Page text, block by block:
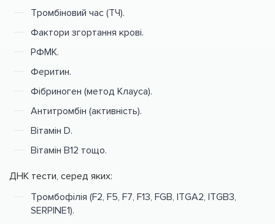
Тромбіновий час (ТЧ).
Фактори згортання крові.
РФМК.
Феритин.
Фібриноген (метод Клауса).
Антитромбін (активність).
Вітамін D.
Вітамін В12 тощо.
ДНК тести, серед яких:
Тромбофілія (F2, F5, F7, F13, FGB, ITGA2, ITGB3,
SERPINE1).